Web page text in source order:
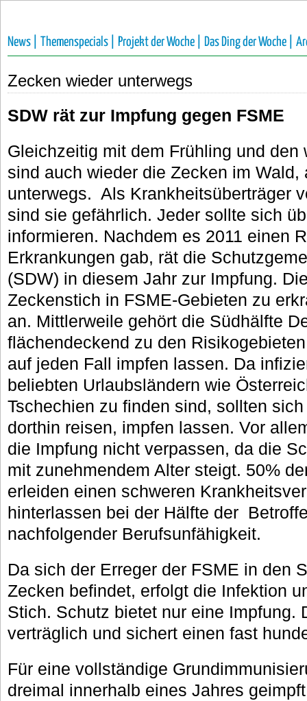
News | Themenspecials | Projekt der Woche | Das Ding der Woche |
Zecken wieder unterwegs
SDW rät zur Impfung gegen FSME
Gleichzeitig mit dem Frühling und den
sind auch wieder die Zecken im
unterwegs. Als Krankheitsüberträger
sind sie gefährlich. Jeder sollte sich
informieren. Nachdem es 2011 einen
Erkrankungen gab, rät die
(SDW) in diesem Jahr zur Impfung.
Zeckenstich in FSME-Gebieten zu
an. Mittlerweile gehört die Südhälfte
flächendeckend zu den
auf jeden Fall impfen lassen. Da
beliebten Urlaubsländern wie
Tschechien zu finden sind, sollten
dorthin reisen, impfen lassen. Vor
die Impfung nicht verpassen, da die
mit zunehmendem Alter steigt. 50%
erleiden einen schweren
hinterlassen bei der Hälfte der
nachfolgender Berufsunfähigkeit.
Da sich der Erreger der FSME in den
Zecken befindet, erfolgt die Infektion
Stich. Schutz bietet nur eine Impfung.
verträglich und sichert einen fast
Für eine vollständige
dreimal innerhalb eines Jahres